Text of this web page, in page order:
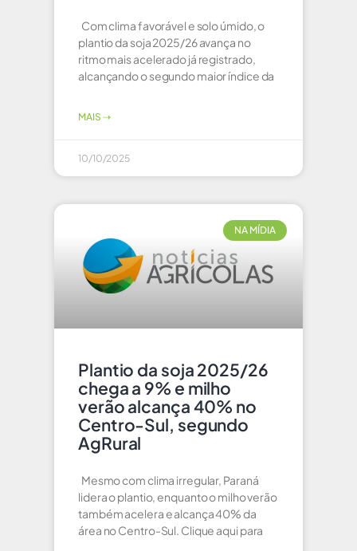
Com clima favorável e solo úmido, o
plantio da soja 2025/26 avança no
ritmo mais acelerado já registrado,
alcançando o segundo maior índice da
MAIS ⇢
10/10/2025
NA MÍDIA
Plantio da soja 2025/26
chega a 9% e milho
verão alcança 40% no
Centro-Sul, segundo
AgRural
Mesmo com clima irregular, Paraná
lidera o plantio, enquanto o milho verão
também acelera e alcança 40% da
área no Centro-Sul. Clique aqui para